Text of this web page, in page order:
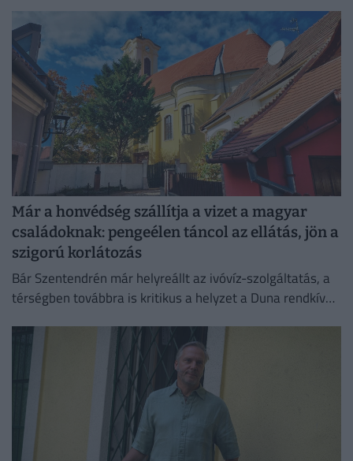
Már a honvédség szállítja a vizet a magyar
családoknak: pengeélen táncol az ellátás, jön a
szigorú korlátozás
Bár Szentendrén már helyreállt az ivóvíz-szolgáltatás, a
térségben továbbra is kritikus a helyzet a Duna rendkívül